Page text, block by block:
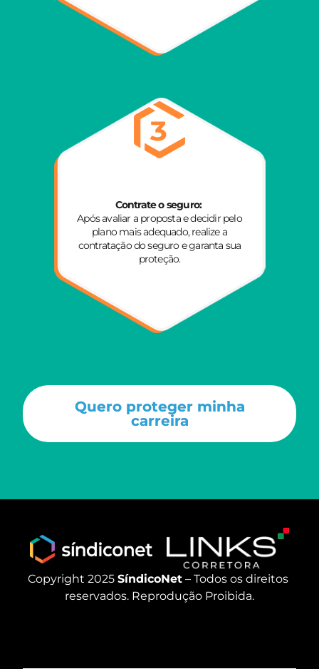
Contrate o seguro:
Após avaliar a proposta e decidir pelo
plano mais adequado, realize a
contratação do seguro e garanta sua
proteção.
Quero proteger minha
carreira
Copyright 2025 SíndicoNet – Todos os direitos
reservados. Reprodução Proibida.